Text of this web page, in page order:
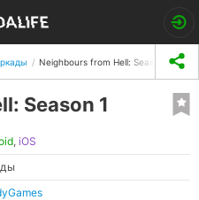
Neighbours from Hell: Season 1
Season 1
, iOS